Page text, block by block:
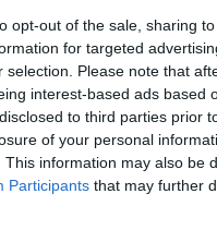
opt-out of the sale, sharing
for targeted
selection. Please note that
interest-based ads based
to third parties prior
of your personal
This information may also be
Participants that may further